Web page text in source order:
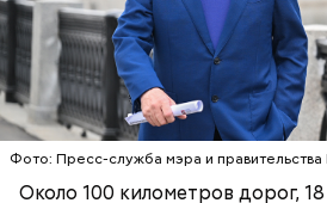
Фото: Пресс-служба мэра и
Около 100 километров дорог,
Сейчас же специалисты
участок Московского
вдоль Каспийской улицы от
до Павелецкого направления
ведутся работы по участку
— Бутово — Варшавское шоссе
до Варшавского шоссе. Также
реконструкция Симоновской и
набережных. Кроме того,
Фото: МАКС / Мэр Москвы Сергей Собянин
СТРОИТЕЛЬСТВО
МОСКВА
СЕРГЕЙ СОБЯНИН
До этого московское
бронзовые медалина
по лингвистике в Румынии.
Сергей Собяниноткрыл новую
главном ходу шоссе